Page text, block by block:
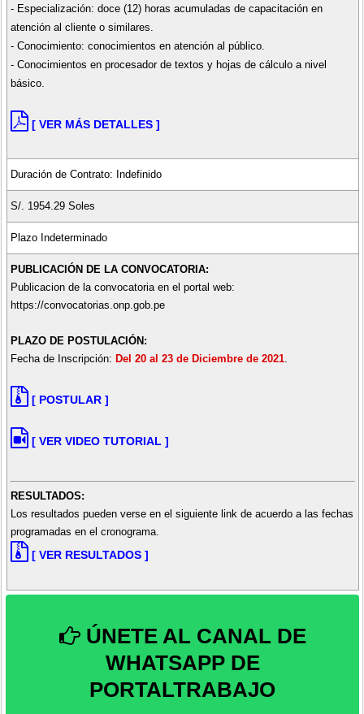
- Especialización: doce (12) horas acumuladas de capacitación en
atención al cliente o similares.
- Conocimiento: conocimientos en atención al público.
- Conocimientos en procesador de textos y hojas de cálculo a nivel
básico.
[ VER MÁS DETALLES ]
Duración de Contrato: Indefinido
S/. 1954.29 Soles
Plazo Indeterminado
PUBLICACIÓN DE LA CONVOCATORIA:
Publicacion de la convocatoria en el portal web:
https://convocatorias.onp.gob.pe
PLAZO DE POSTULACIÓN:
Fecha de Inscripción: Del 20 al 23 de Diciembre de 2021.
[ POSTULAR ]
[ VER VIDEO TUTORIAL ]
RESULTADOS:
Los resultados pueden verse en el siguiente link de acuerdo a las fechas
programadas en el cronograma.
[ VER RESULTADOS ]
ÚNETE AL CANAL DE
WHATSAPP DE
PORTALTRABAJO